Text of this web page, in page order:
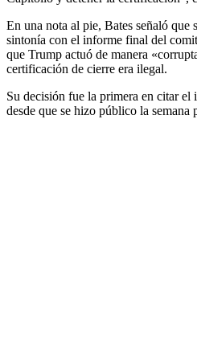
En una nota al pie, Bates señaló que
sintonía con el informe final del
que Trump actuó de manera
certificación de cierre era ilegal.
Su decisión fue la primera en citar el
desde que se hizo público la semana